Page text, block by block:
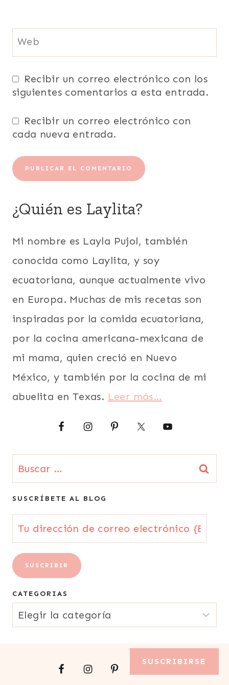
Web
Recibir un correo electrónico con los
siguientes comentarios a esta entrada.
Recibir un correo electrónico con
cada nueva entrada.
¿Quién es Laylita?
Mi nombre es Layla Pujol, también
conocida como Laylita, y soy
ecuatoriana, aunque actualmente vivo
en Europa. Muchas de mis recetas son
inspiradas por la comida ecuatoriana,
por la cocina americana-mexicana de
mi mama, quien creció en Nuevo
México, y también por la cocina de mi
abuelita en Texas. Leer más…
Buscar:
SUSCRÍBETE AL BLOG
Tu
dirección
de
correo
electrónico
{Email}
SUSCRIBIR
CATEGORIAS
CATEGORIAS
SUSCRIBIRSE